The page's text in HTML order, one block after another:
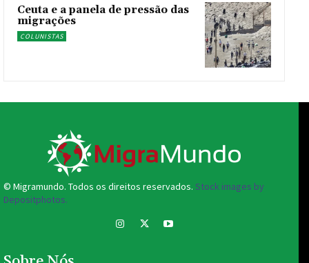
Ceuta e a panela de pressão das
migrações
COLUNISTAS
© Migramundo. Todos os direitos reservados. Stock images by
Depositphotos.